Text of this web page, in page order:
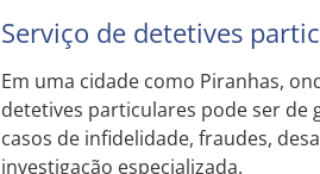
Serviço de detetives
Em uma cidade como Piranhas,
detetives particulares pode ser de
casos de infidelidade, fraudes,
investigação especializada.